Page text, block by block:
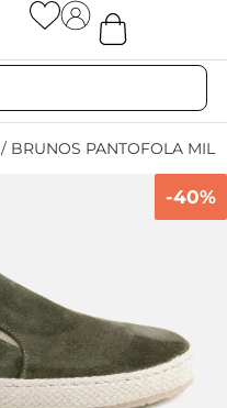
/ BRUNOS PANTOFOLA
-40%